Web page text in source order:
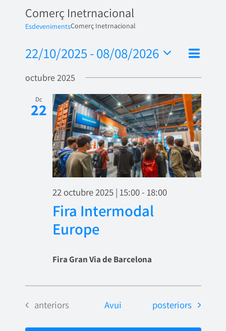
Comerç Inetrnacional
EsdevenimentsComerç Inetrnacional
Vistes
de
Llista
22/10/2025 - 08/08/2026
una
data.
octubre 2025
Dc
22
22 octubre 2025 | 15:00- 18:00
Fira Intermodal
Europe
Fira Gran Via de Barcelona
Esdeveniments
anteriors Avui Esdeveniments
posteriors